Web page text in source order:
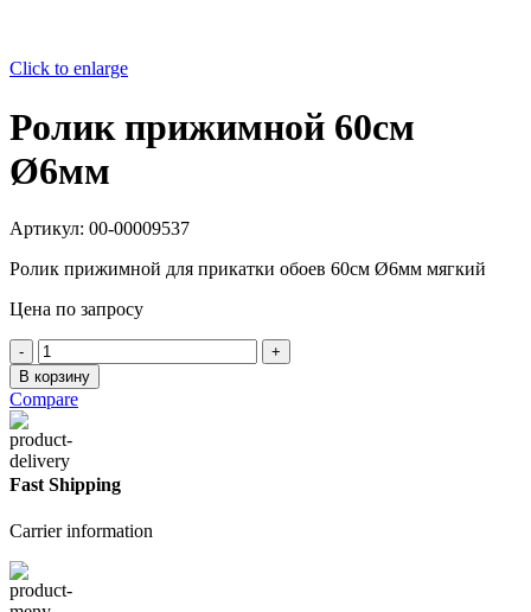
Click to enlarge
Ролик прижимной 60см
Ø6мм
Артикул: 00-00009537
Ролик прижимной для прикатки обоев 60см Ø6мм мягкий
Цена по запросу
Количество
товара
Ролик
прижимной
60см
Ø6мм
В корзину
Compare
Fast Shipping
Carrier information